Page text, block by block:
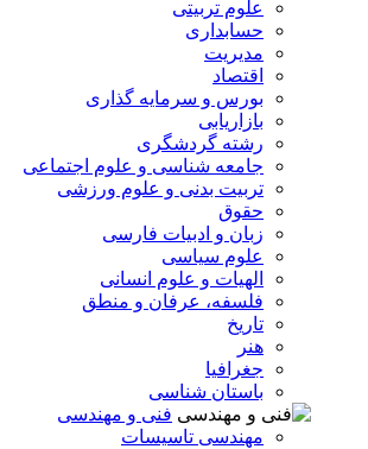
علوم تربیتی
حسابداری
مدیریت
اقتصاد
بورس و سرمایه گذاری
بازاریابی
رشته گردشگری
جامعه شناسی و علوم اجتماعی
تربیت بدنی و علوم ورزشی
حقوق
زبان و ادبیات فارسی
علوم سیاسی
الهیات و علوم انسانی
فلسفه، عرفان و منطق
تاریخ
هنر
جغرافیا
باستان شناسی
فنی و مهندسی
مهندسی تاسیسات